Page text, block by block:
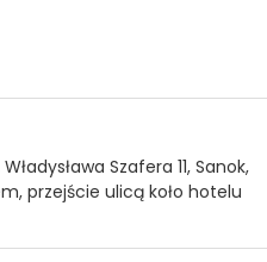
Szafera 11, Sanok,
przejście ulicą koło hotelu